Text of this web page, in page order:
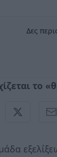
Δες
το